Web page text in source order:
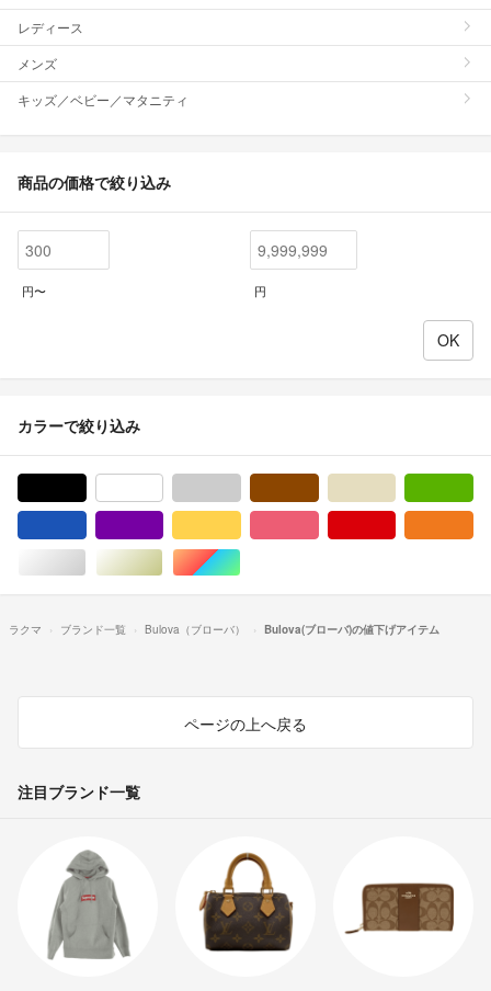
レディース
メンズ
キッズ／ベビー／マタニティ
商品の価格で絞り込み
円〜 円
カラーで絞り込み
シルバー/銀色系ゴールド/金色系マルチカラー
ラクマ ブランド一覧 Bulova（ブローバ） Bulova(ブローバ)の値下げアイテム
ページの上へ戻る
注目ブランド一覧